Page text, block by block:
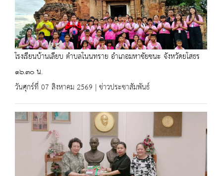
โรงเรียนบ้านเลียบ ตำบลโนนทราย อำเภอมหาชัยชนะ จังหวัดยโสธร
๑๖.๓๐ น.
วันศุกร์ที่ 07 สิงหาคม 2569 | ข่าวประชาสัมพันธ์